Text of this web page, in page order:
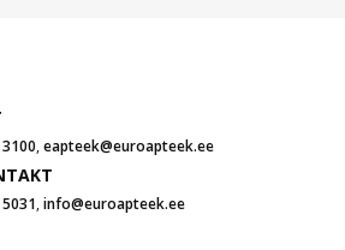
,eapteek@euroapteek.ee
,info@euroapteek.ee